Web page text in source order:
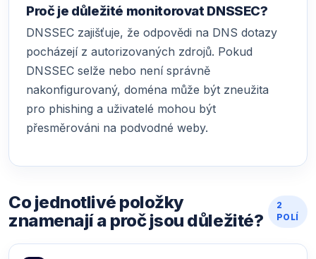
Proč je důležité monitorovat DNSSEC?
DNSSEC zajišťuje, že odpovědi na DNS dotazy
pocházejí z autorizovaných zdrojů. Pokud
DNSSEC selže nebo není správně
nakonfigurovaný, doména může být zneužita
pro phishing a uživatelé mohou být
přesměrováni na podvodné weby.
Co jednotlivé položky
znamenají a proč jsou důležité?
2
POLÍ